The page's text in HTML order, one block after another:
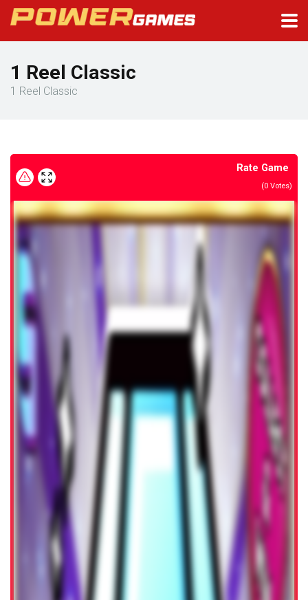
1 Reel Classic
1 Reel Classic
Rate Game
(0 Votes)